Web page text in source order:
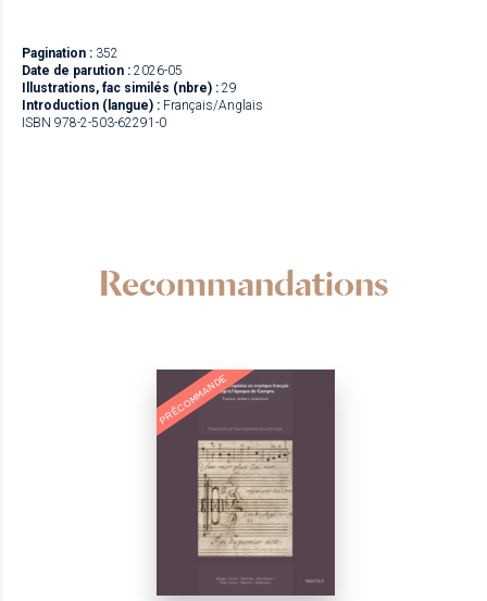
Pagination : 352
Date de parution : 2026-05
Illustrations, fac similés (nbre) : 29
Introduction (langue) : Français/Anglais
ISBN 978-2-503-62291-0
Recommandations
NOUVEAU
PRÉCOMMANDE